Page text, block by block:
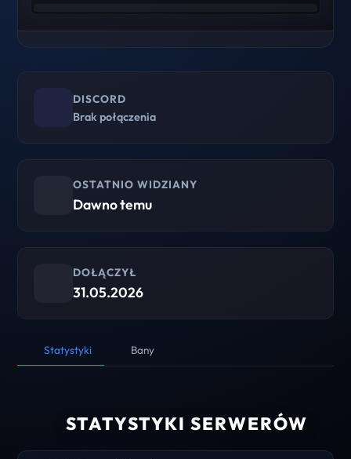
DISCORD
Brak połączenia
OSTATNIO WIDZIANY
Dawno temu
DOŁĄCZYŁ
31.05.2026
Statystyki Bany
STATYSTYKI SERWERÓW